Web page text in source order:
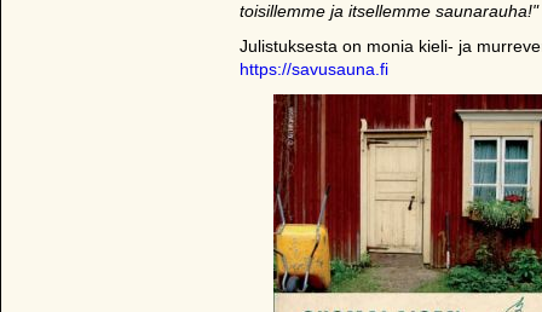
toisillemme ja itsellemme saunarauha!"
Julistuksesta on monia kieli- ja
https://savusauna.fi